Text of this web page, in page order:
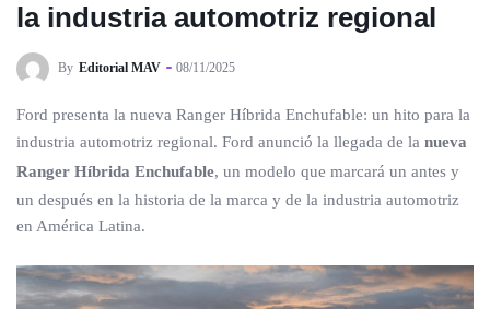
la industria automotriz regional
By Editorial MAV 08/11/2025
Ford presenta la nueva Ranger Híbrida Enchufable: un hito para la
industria automotriz regional. Ford anunció la llegada de la nueva
Ranger Híbrida Enchufable, un modelo que marcará un antes y
un después en la historia de la marca y de la industria automotriz
en América Latina.